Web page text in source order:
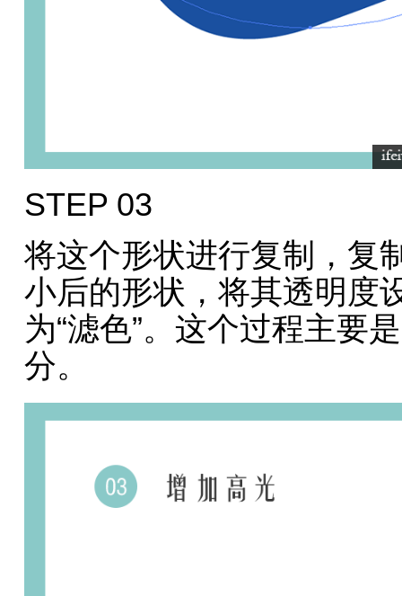
STEP 03
将这个形状进行复制，复
小后的形状，将其透明度
为“滤色”。这个过程主要
分。